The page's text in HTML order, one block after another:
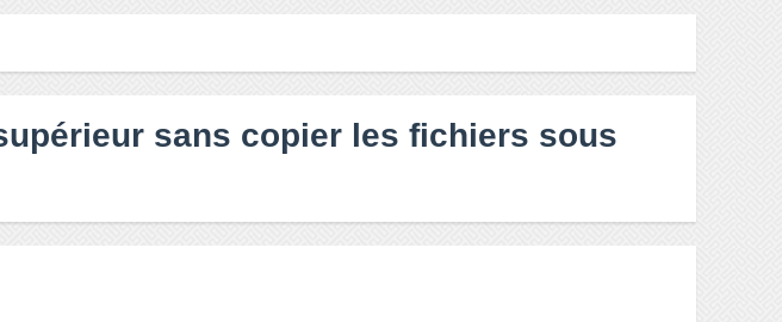
sans copier les fichiers sous